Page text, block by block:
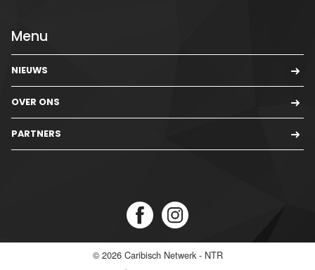
Menu
NIEUWS
OVER ONS
PARTNERS
© 2026 Caribisch Netwerk - NTR